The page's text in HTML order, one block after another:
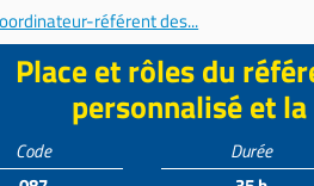
référent des...
Place et rôles du
personnalisé et
Code
Durée